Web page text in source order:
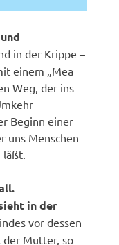
in der Krippe –
einem „Mea
Weg, der ins
Beginn einer
uns Menschen
läßt.
in der
vor dessen
der Mutter, so